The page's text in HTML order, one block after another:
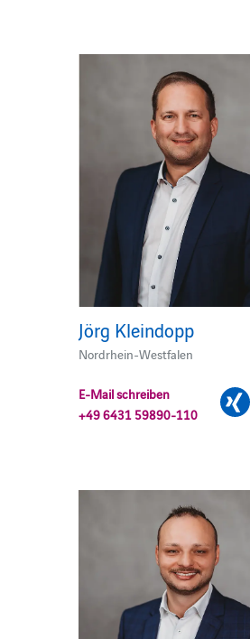
Jörg Kleindopp
Nordrhein-Westfalen
E-Mail schreiben
+49 6431 59890-110